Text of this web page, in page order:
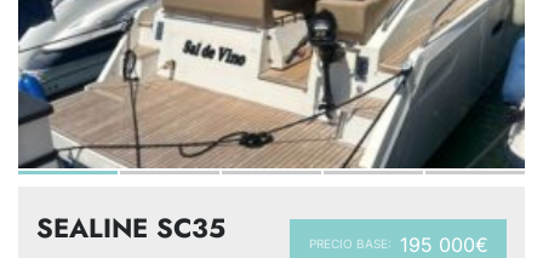
PRECIO BASE: 195 000€
SEALINE SC35